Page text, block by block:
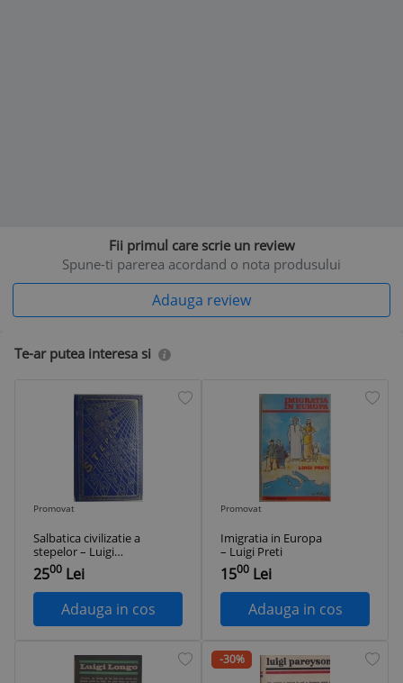
Fii primul care scrie un review
Spune-ti parerea acordand o nota produsului
Adauga review
Te-ar putea interesa si
Promovat
Salbatica civilizatie a
stepelor – Luigi
Marcello
2500 Lei
Adauga in cos
Promovat
Imigratia in Europa
– Luigi Preti
1500 Lei
Adauga in cos
-30%